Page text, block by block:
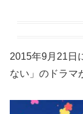
2015年9月21日
ない」のドラマ